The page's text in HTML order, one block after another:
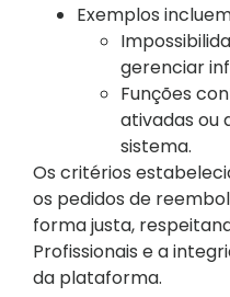
Exemplos
gerenciar
Funções
ativadas ou
sistema.
Os critérios
os pedidos de
forma justa,
Profissionais e a
da plataforma.